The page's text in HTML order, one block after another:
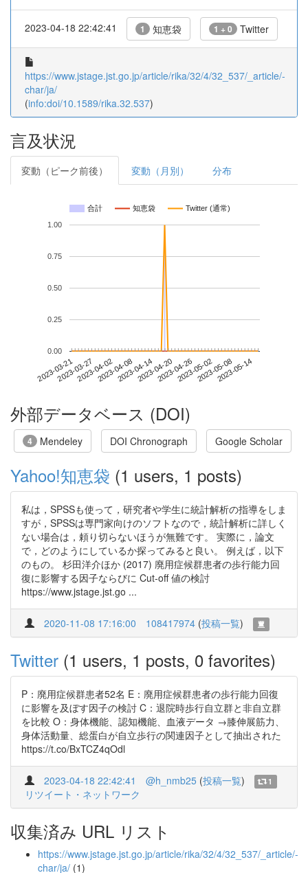
2023-04-18 22:42:41 1 知恵袋 1 + 0 Twitter
https://www.jstage.jst.go.jp/article/rika/32/4/32_537/_article/-
char/ja/
(info:doi/10.1589/rika.32.537)
言及状況
変動（ピーク前後） 変動（月別） 分布
合計 知恵袋 Twitter (通常)
2023-03-212023-03-272023-04-022023-04-082023-04-142023-04-202023-04-262023-05-022023-05-082023-05-14
0.00
0.25
0.50
0.75
1.00
外部データベース (DOI)
4 Mendeley DOI Chronograph Google Scholar
Yahoo!知恵袋 (1 users, 1 posts)
私は，SPSSも使って，研究者や学生に統計解析の指導をしま
すが，SPSSは専門家向けのソフトなので，統計解析に詳しく
ない場合は，頼り切らないほうが無難です。 実際に，論文
で，どのようにしているか探ってみると良い。 例えば，以下
のもの。 杉田洋介ほか (2017) 廃用症候群患者の歩行能力回
復に影響する因子ならびに Cut-off 値の検討
https://www.jstage.jst.go ...
2020-11-08 17:16:00 108417974 (投稿一覧)
Twitter (1 users, 1 posts, 0 favorites)
P：廃用症候群患者52名 E：廃用症候群患者の歩行能力回復
に影響を及ぼす因子の検討 C：退院時歩行自立群と非自立群
を比較 O：身体機能、認知機能、血液データ →膝伸展筋力、
身体活動量、総蛋白が自立歩行の関連因子として抽出された
https://t.co/BxTCZ4qOdl
2023-04-18 22:42:41 @h_nmb25 (投稿一覧) 1
リツイート・ネットワーク
収集済み URL リスト
https://www.jstage.jst.go.jp/article/rika/32/4/32_537/_article/-
char/ja/ (1)